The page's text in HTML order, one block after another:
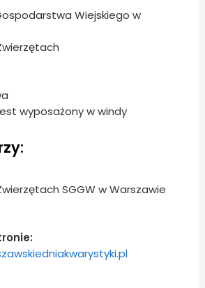
Wiejskiego w
wyposażony w windy
SGGW w Warszawie